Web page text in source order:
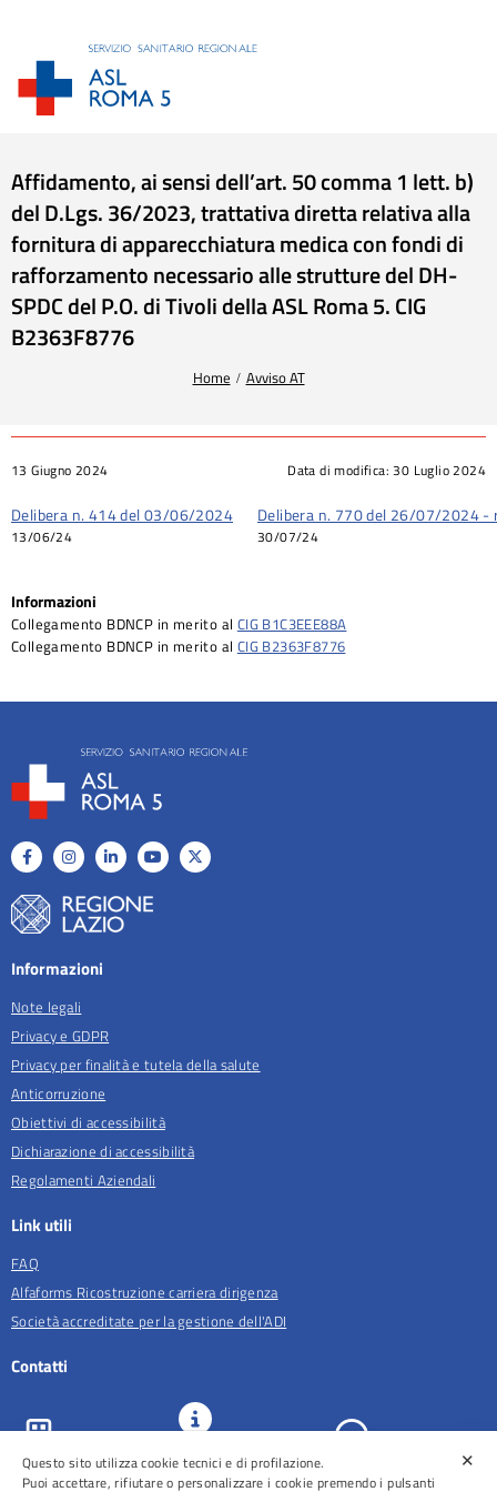
Affidamento, ai sensi dell’art. 50 comma 1 lett. b)
del D.Lgs. 36/2023, trattativa diretta relativa alla
fornitura di apparecchiatura medica con fondi di
rafforzamento necessario alle strutture del DH-
SPDC del P.O. di Tivoli della ASL Roma 5. CIG
B2363F8776
Home Avviso AT
Data di modifica:30 Luglio 2024
13 Giugno 2024
Delibera n. 414 del 03/06/2024
13/06/24
Delibera n. 770 del 26/07/2024 -
30/07/24
Informazioni
Collegamento BDNCP in merito al CIG B1C3EEE88A
Collegamento BDNCP in merito al CIG B2363F8776
Informazioni
Note legali
Privacy e GDPR
Privacy per finalità e tutela della salute
Anticorruzione
Obiettivi di accessibilità
Dichiarazione di accessibilità
Regolamenti Aziendali
Link utili
FAQ
Alfaforms Ricostruzione carriera dirigenza
Società accreditate per la gestione dell'ADI
Contatti
ASL Roma 5
URP e
Comunicazione
Prenotazioni
✕
Questo sito utilizza cookie tecnici e di profilazione.
Puoi accettare, rifiutare o personalizzare i cookie premendo i pulsanti